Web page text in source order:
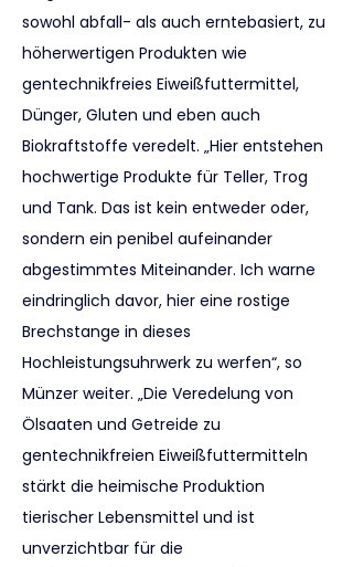
sowohl abfall- als auch erntebasiert, zu
höherwertigen Produkten wie
gentechnikfreies Eiweißfuttermittel,
Dünger, Gluten und eben auch
Biokraftstoffe veredelt. „Hier entstehen
hochwertige Produkte für Teller, Trog
und Tank. Das ist kein entweder oder,
sondern ein penibel aufeinander
abgestimmtes Miteinander. Ich warne
eindringlich davor, hier eine rostige
Brechstange in dieses
Hochleistungsuhrwerk zu werfen“, so
Münzer weiter. „Die Veredelung von
Ölsaaten und Getreide zu
gentechnikfreien Eiweißfuttermitteln
stärkt die heimische Produktion
tierischer Lebensmittel und ist
unverzichtbar für die